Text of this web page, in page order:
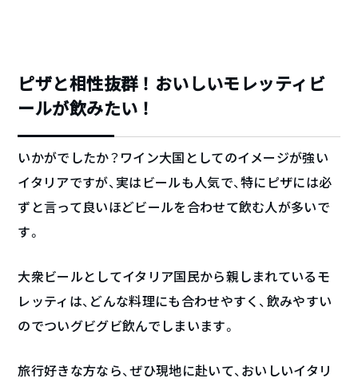
ピザと相性抜群！おいしいモレッティビ
ールが飲みたい！
いかがでしたか？ワイン大国としてのイメージが強い
イタリアですが、実はビールも人気で、特にピザには必
ずと言って良いほどビールを合わせて飲む人が多いで
す。
大衆ビールとしてイタリア国民から親しまれているモ
レッティは、どんな料理にも合わせやすく、飲みやすい
のでついグビグビ飲んでしまいます。
旅行好きな方なら、ぜひ現地に赴いて、おいしいイタリ